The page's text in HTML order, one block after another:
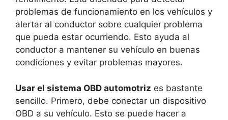
problemas de funcionamiento en los vehículos y
alertar al conductor sobre cualquier problema
que pueda estar ocurriendo. Esto ayuda al
conductor a mantener su vehículo en buenas
condiciones y evitar problemas mayores.
Usar el sistema OBD automotriz es bastante
sencillo. Primero, debe conectar un dispositivo
OBD a su vehículo. Esto se puede hacer a